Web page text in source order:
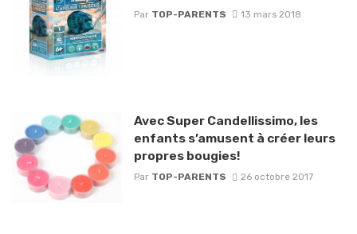
Par TOP-PARENTS 13 mars 2018
Avec Super Candellissimo, les
enfants s’amusent à créer leurs
propres bougies!
Par TOP-PARENTS 26 octobre 2017